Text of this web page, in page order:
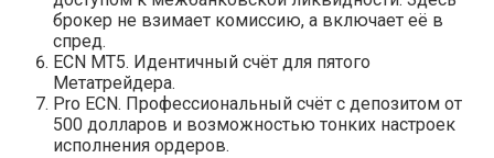
брокер не взимает комиссию, а включает её в
спред.
ECN MT5. Идентичный счёт для пятого
Метатрейдера.
Pro ECN. Профессиональный счёт с депозитом от
500 долларов и возможностью тонких настроек
исполнения ордеров.